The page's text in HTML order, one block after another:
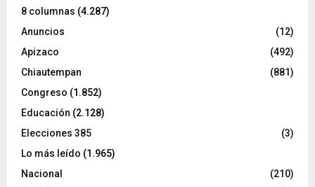
8 columnas (4.287)
Anuncios
(12)
Apizaco
(492)
Chiautempan
(881)
Congreso (1.852)
Educación (2.128)
Elecciones 385
(3)
Lo más leído (1.965)
Nacional
(210)